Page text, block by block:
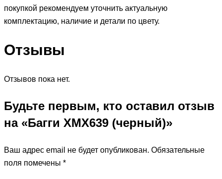
покупкой рекомендуем уточнить актуальную
комплектацию, наличие и детали по цвету.
Отзывы
Отзывов пока нет.
Будьте первым, кто оставил отзыв
на «Багги ХМХ639 (черный)»
Ваш адрес email не будет опубликован. Обязательные
поля помечены *